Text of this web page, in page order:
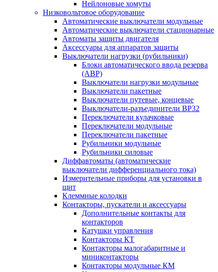
Нейлоновые хомуты
Низковольтовое оборудование
Автоматические выключатели модульные
Автоматические выключатели стационарные
Автоматы защиты двигателя
Аксессуары для аппаратов защиты
Выключатели нагрузки (рубильники)
Блоки автоматического ввода резерва
(АВР)
Выключатели нагрузки модульные
Выключатели пакетные
Выключатели путевые, концевые
Выключатели-разъединители ВР32
Переключатели кулачковые
Переключатели модульные
Переключатели пакетные
Рубильники модульные
Рубильники силовые
Диффавтоматы (автоматические
выключатели дифференциального тока)
Измерительные приборы для установки в
щит
Клеммные колодки
Контакторы, пускатели и аксессуары
Дополнительные контакты для
контакторов
Катушки управления
Контакторы КТ
Контакторы малогабаритные и
миниконтакторы
Контакторы модульные КМ